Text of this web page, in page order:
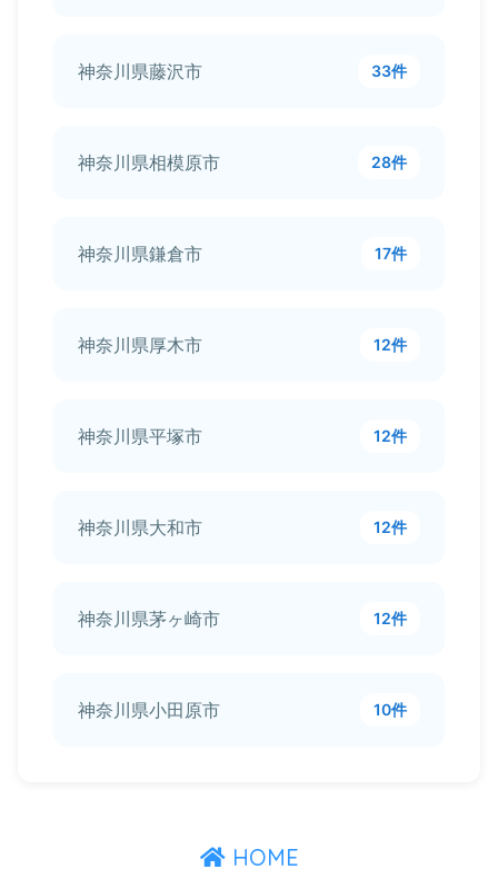
神奈川県藤沢市 33件
神奈川県相模原市 28件
神奈川県鎌倉市 17件
神奈川県厚木市 12件
神奈川県平塚市 12件
神奈川県大和市 12件
神奈川県茅ヶ崎市 12件
神奈川県小田原市 10件
HOME